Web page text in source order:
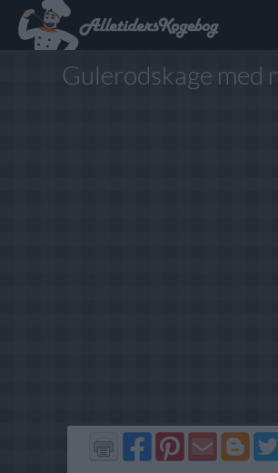
Gulerodskage med
Del
på
Facebook
Del
på
Pinterest
Send
via
GMail
Del
på
Blogger
Del
på